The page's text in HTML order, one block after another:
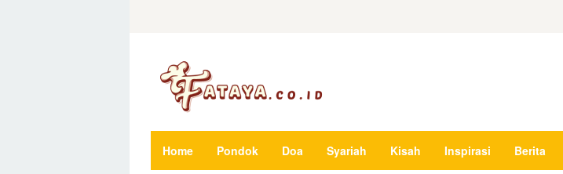
Home Pondok Doa Syariah Kisah Inspirasi Berita